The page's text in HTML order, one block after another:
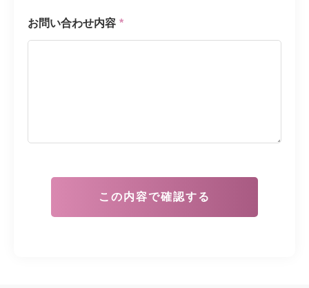
お問い合わせ内容 *